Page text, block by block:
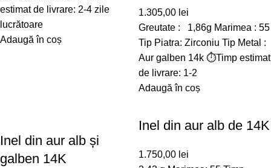
estimat de livrare: 2-4 zile
lucrătoare
Adaugă în coș
1.305,00 lei
Greutate : 1,86g Marimea : 55
Tip Piatra: Zirconiu Tip Metal :
Aur galben 14k ⏱️Timp estimat
de livrare: 1-2
Adaugă în coș
Inel din aur alb și
galben 14K
Inel din aur alb de 14K
1.750,00 lei